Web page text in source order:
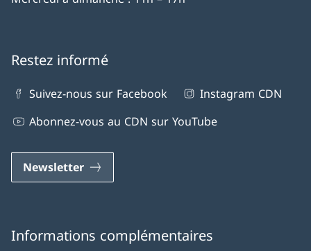
Restez informé
Suivez-nous sur Facebook
Instagram CDN
Abonnez-vous au CDN sur YouTube
Newsletter
Informations complémentaires